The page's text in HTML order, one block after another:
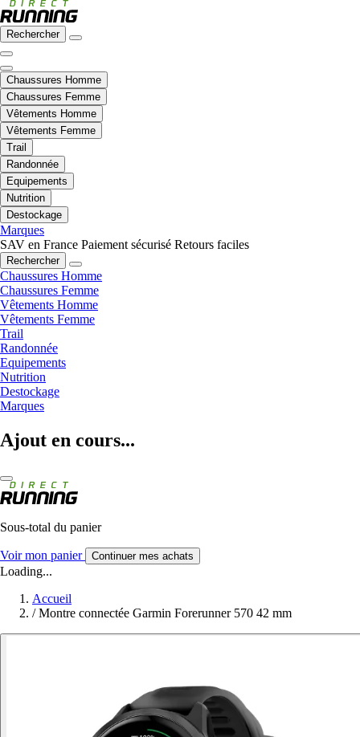
Rechercher
Chaussures Homme
Chaussures Femme
Vêtements Homme
Vêtements Femme
Trail
Randonnée
Equipements
Nutrition
Destockage
Marques
SAV en France Paiement sécurisé Retours faciles
Rechercher
Chaussures Homme
Chaussures Femme
Vêtements Homme
Vêtements Femme
Trail
Randonnée
Equipements
Nutrition
Destockage
Marques
Ajout en cours...
Sous-total du panier
Voir mon panier Continuer mes achats
Loading...
Accueil
/ Montre connectée Garmin Forerunner 570 42 mm